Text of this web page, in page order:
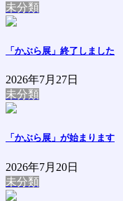
未分類
「かぶら展」終了しました
2026年7月27日
未分類
「かぶら展」が始まります
2026年7月20日
未分類